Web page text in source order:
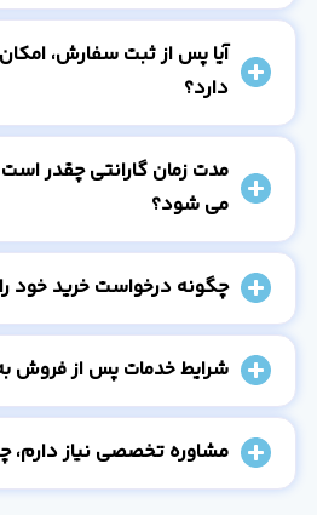
آیا پس از ثبت سفارش،
دارد؟
مدت زمان گارانتی چقدر
می شود؟
چگونه درخواست خرید خود
شرایط خدمات پس از فروش
مشاوره تخصصی نیاز دارم،